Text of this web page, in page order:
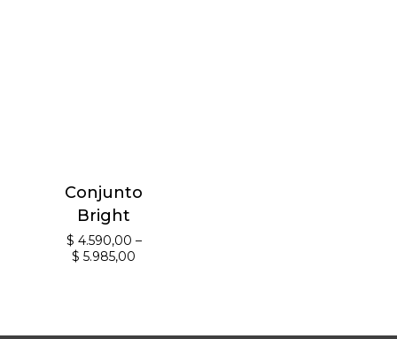
Conjunto
Bright
$ 4.590,00 –
$ 5.985,00